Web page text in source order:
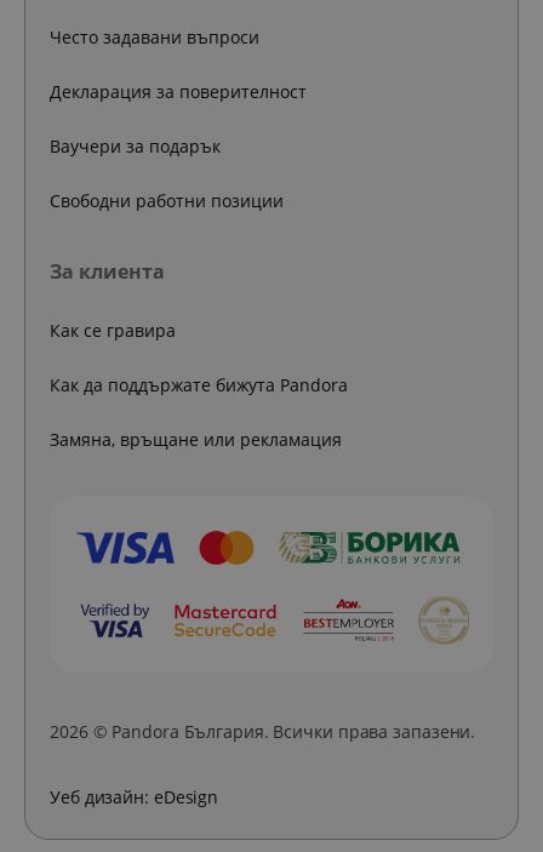
Често задавани въпроси
Декларация за поверителност
Ваучери за подарък
Свободни работни позиции
За клиента
Как се гравира
Как да поддържате бижута Pandora
Замяна, връщане или рекламация
2026 © Pandora България. Всички права запазени.
Уеб дизайн: eDesign